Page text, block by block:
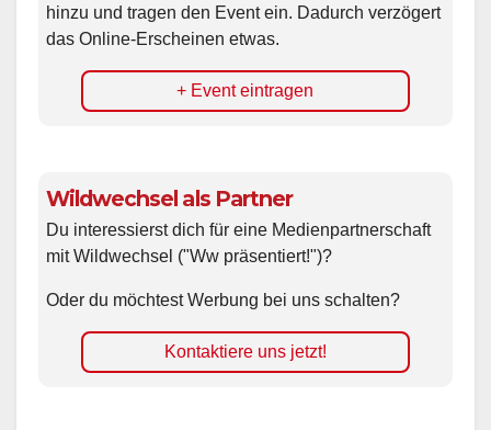
hinzu und tragen den Event ein. Dadurch verzögert
das Online-Erscheinen etwas.
+ Event eintragen
Wildwechsel als Partner
Du interessierst dich für eine Medienpartnerschaft
mit Wildwechsel ("Ww präsentiert!")?
Oder du möchtest Werbung bei uns schalten?
Kontaktiere uns jetzt!